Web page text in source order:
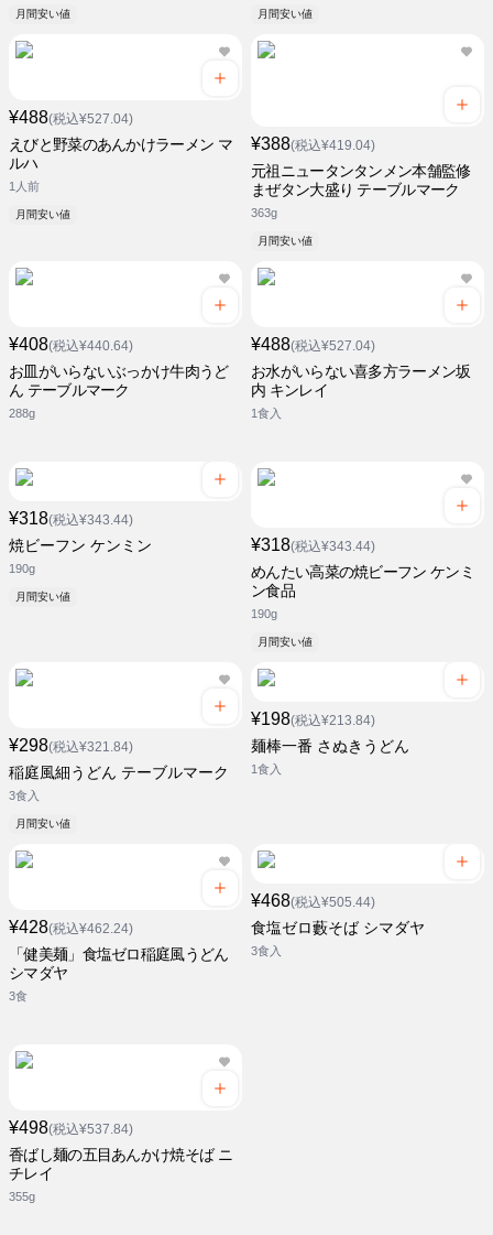
月間安い値 月間安い値
¥488(税込¥527.04)
えびと野菜のあんかけラーメン マ
ルハ
1人前
月間安い値
¥388(税込¥419.04)
元祖ニュータンタンメン本舗監修
まぜタン大盛り テーブルマーク
363g
月間安い値
¥408(税込¥440.64)
お皿がいらないぶっかけ牛肉うど
ん テーブルマーク
288g
¥488(税込¥527.04)
お水がいらない喜多方ラーメン坂
内 キンレイ
1食入
¥318(税込¥343.44)
焼ビーフン ケンミン
190g
月間安い値
¥318(税込¥343.44)
めんたい高菜の焼ビーフン ケンミ
ン食品
190g
月間安い値
¥298(税込¥321.84)
稲庭風細うどん テーブルマーク
3食入
月間安い値
¥198(税込¥213.84)
麺棒一番 さぬきうどん
1食入
¥428(税込¥462.24)
「健美麺」食塩ゼロ稲庭風うどん
シマダヤ
3食
¥468(税込¥505.44)
食塩ゼロ藪そば シマダヤ
3食入
¥498(税込¥537.84)
香ばし麺の五目あんかけ焼そば ニ
チレイ
355g